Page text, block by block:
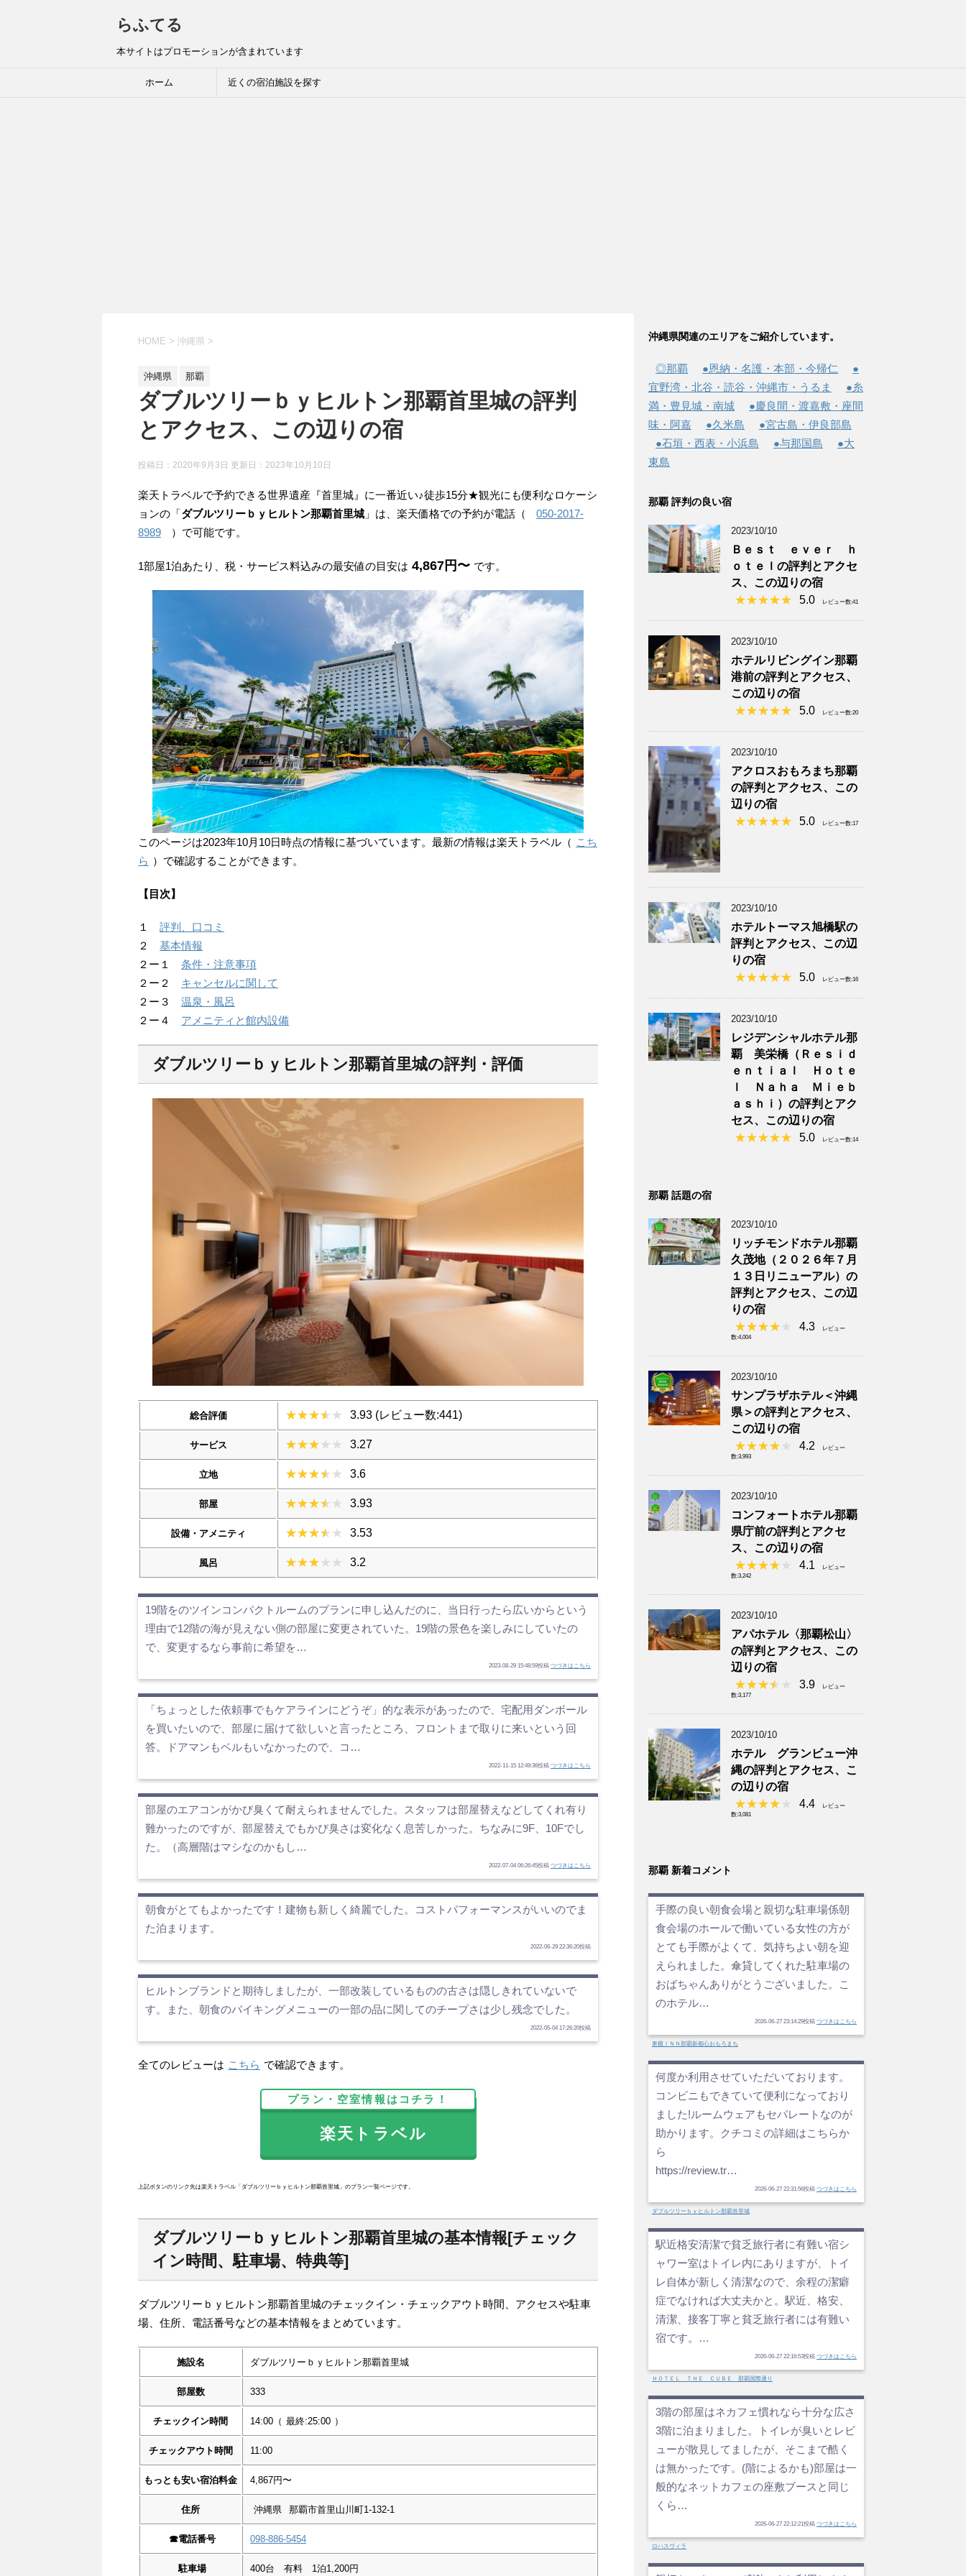
らふてる
本サイトはプロモーションが含まれています
ホーム 近くの宿泊施設を探す
HOME > 沖縄県 >
沖縄県 那覇
ダブルツリーｂｙヒルトン那覇首里城の評判
とアクセス、この辺りの宿
投稿日：2020年9月3日 更新日： 2023年10月10日
楽天トラベルで予約できる世界遺産『首里城』に一番近い♪徒歩15分★観光にも便利なロケーシ
ョンの「ダブルツリーｂｙヒルトン那覇首里城 」は、楽天価格での予約が電話（
050-2017-
8989
）で可能です。
1部屋1泊あたり、税・サービス料込みの最安値の目安は 4,867円〜 です。
このページは2023年10月10日時点の情報に基づいています。最新の情報は楽天トラベル（ こち
ら ）で確認することができます。
【目次】
１ 評判、口コミ
２ 基本情報
２ー１ 条件・注意事項
２ー２ キャンセルに関して
２ー３ 温泉・風呂
２ー４ アメニティと館内設備
ダブルツリーｂｙヒルトン那覇首里城の評判・評価
総合評価 3.93 (レビュー数:441)
サービス 3.27
立地 3.6
部屋 3.93
設備・アメニティ 3.53
風呂 3.2
19階をのツインコンパクトルームのプランに申し込んだのに、当日行ったら広いからという
理由で12階の海が見えない側の部屋に変更されていた。19階の景色を楽しみにしていたの
で、変更するなら事前に希望を…
2023-08-29 15:48:59投稿 つづきはこちら
「ちょっとした依頼事でもケアラインにどうぞ」的な表示があったので、宅配用ダンボール
を買いたいので、部屋に届けて欲しいと言ったところ、フロントまで取りに来いという回
答。ドアマンもベルもいなかったので、コ…
2022-11-15 12:49:36投稿 つづきはこちら
部屋のエアコンがかび臭くて耐えられませんでした。スタッフは部屋替えなどしてくれ有り
難かったのですが、部屋替えでもかび臭さは変化なく息苦しかった。ちなみに9F、10Fでし
た。（高層階はマシなのかもし…
2022-07-04 06:26:45投稿 つづきはこちら
朝食がとてもよかったです！建物も新しく綺麗でした。コストパフォーマンスがいいのでま
た泊まります。
2022-06-29 22:36:20投稿
ヒルトンブランドと期待しましたが、一部改装しているものの古さは隠しきれていないで
す。また、朝食のバイキングメニューの一部の品に関してのチープさは少し残念でした。
2022-05-04 17:26:20投稿
全てのレビューは こちら で確認できます。
プラン・空室情報はコチラ！
楽天トラベル
上記ボタンのリンク先は楽天トラベル「ダブルツリーｂｙヒルトン那覇首里城」のプラン一覧ページです。
ダブルツリーｂｙヒルトン那覇首里城の基本情報[チェック
イン時間、駐車場、特典等]
ダブルツリーｂｙヒルトン那覇首里城のチェックイン・チェックアウト時間、アクセスや駐車
場、住所、電話番号などの基本情報をまとめています。
施設名 ダブルツリーｂｙヒルトン那覇首里城
部屋数 333
チェックイン時間 14:00 （ 最終:25:00 ）
チェックアウト時間 11:00
もっとも安い宿泊料金 4,867円〜
住所 沖縄県 那覇市首里山川町1-132-1
☎︎電話番号 098-886-5454
駐車場 400台 有料 1泊1,200円
沖縄県関連のエリアをご紹介しています。
◎那覇 ●恩納・名護・本部・今帰仁
●
宜野湾・北谷・読谷・沖縄市・うるま
●糸
満・豊見城・南城
●慶良間・渡嘉敷・座間
味・阿嘉
●久米島
●宮古島・伊良部島
●石垣・西表・小浜島
●与那国島
●大
東島
那覇 評判の良い宿
2023/10/10
Ｂｅｓｔ ｅｖｅｒ ｈ
ｏｔｅｌの評判とアクセ
ス、この辺りの宿
5.0
レビュー数:41
2023/10/10
ホテルリビングイン那覇
港前の評判とアクセス、
この辺りの宿
5.0
レビュー数:20
2023/10/10
アクロスおもろまち那覇
の評判とアクセス、この
辺りの宿
5.0
レビュー数:17
2023/10/10
ホテルトーマス旭橋駅の
評判とアクセス、この辺
りの宿
5.0
レビュー数:16
2023/10/10
レジデンシャルホテル那
覇 美栄橋（Ｒｅｓｉｄ
ｅｎｔｉａｌ Ｈｏｔｅ
ｌ Ｎａｈａ Ｍｉｅｂ
ａｓｈｉ）の評判とアク
セス、この辺りの宿
5.0
レビュー数:14
那覇 話題の宿
2023/10/10
リッチモンドホテル那覇
久茂地（２０２６年７月
１３日リニューアル）の
評判とアクセス、この辺
りの宿
4.3
レビュー
数:4,004
2023/10/10
サンプラザホテル＜沖縄
県＞の評判とアクセス、
この辺りの宿
4.2
レビュー
数:3,993
2023/10/10
コンフォートホテル那覇
県庁前の評判とアクセ
ス、この辺りの宿
4.1
レビュー
数:3,242
2023/10/10
アパホテル〈那覇松山〉
の評判とアクセス、この
辺りの宿
3.9
レビュー
数:3,177
2023/10/10
ホテル グランビュー沖
縄の評判とアクセス、こ
の辺りの宿
4.4
レビュー
数:3,081
那覇 新着コメント
手際の良い朝食会場と親切な駐車場係朝
食会場のホールで働いている女性の方が
とても手際がよくて、気持ちよい朝を迎
えられました。傘貸してくれた駐車場の
おばちゃんありがとうございました。こ
のホテル…
2026-06-27 23:14:29投稿 つづきはこちら
東横ＩＮＮ那覇新都心おもろまち
何度か利用させていただいております。
コンビニもできていて便利になっており
ました!ルームウェアもセパレートなのが
助かります。クチコミの詳細はこちらか
ら
https://review.tr…
2026-06-27 22:31:56投稿 つづきはこちら
ダブルツリーｂｙヒルトン那覇首里城
駅近格安清潔で貧乏旅行者に有難い宿シ
ャワー室はトイレ内にありますが、トイ
レ自体が新しく清潔なので、余程の潔癖
症でなければ大丈夫かと。駅近、格安、
清潔、接客丁寧と貧乏旅行者には有難い
宿です。…
2026-06-27 22:16:53投稿 つづきはこちら
ＨＯＴＥＬ ＴＨＥ ＣＵＢＥ 那覇国際通り
3階の部屋はネカフェ慣れなら十分な広さ
3階に泊まりました。トイレが臭いとレビ
ューが散見してましたが、そこまで酷く
は無かったです。(階によるかも)部屋は一
般的なネットカフェの座敷ブースと同じ
くら…
2026-06-27 22:12:21投稿 つづきはこちら
ロハスヴィラ